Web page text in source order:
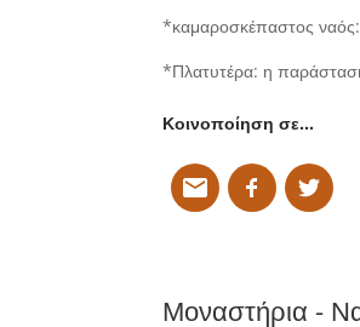
*καμαροσκέπαστος ναός:
*Πλατυτέρα:η
Κοινοποίηση σε…
Μοναστήρια -